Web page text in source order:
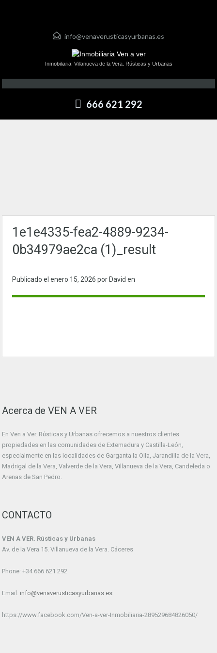
info@venaverusticasyurbanas.es
Inmobiliaria. Villanueva de la Vera. Rústicas y Urbanas
666 621 292
1e1e4335-fea2-4889-9234-
0b34979ae2ca (1)_result
Publicado el enero 15, 2026 por David en
Acerca de VEN A VER
En Ven a Ver. Rústicas y Urbanas ofrecemos a nuestros clientes
propiedades en las comunidades de Extemadura y Castilla-León,
especialmente en las localidades de Garganta la Olla, Jarandilla de la Vera,
Madrigal de la Vera, Valverde de la Vera, Villanueva de la Vera, Candeleda o
Arenas de San Pedro.
CONTACTO
VEN A VER. Rústicas y Urbanas
Av. de la Vera 15. Villanueva de la Vera. Cáceres
Phone: +34 666 621 292
Email: info@venaverusticasyurbanas.es
https://www.facebook.com/Ven-a-ver-Inmobiliaria-289529684826050/